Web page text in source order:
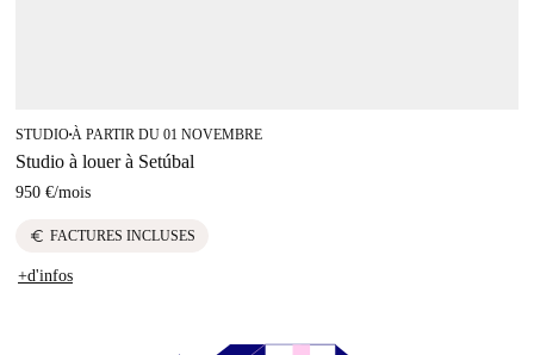
STUDIO■À PARTIR DU 01 NOVEMBRE
Studio à louer à Setúbal
950 €/mois
euro FACTURES INCLUSES
+d'infos